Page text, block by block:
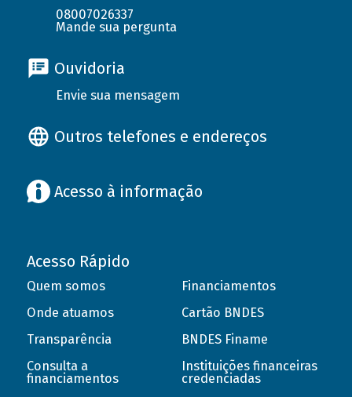
08007026337
Mande sua pergunta
Ouvidoria
Envie sua mensagem
Outros telefones e endereços
Acesso à informação
Acesso Rápido
Quem somos
Onde atuamos
Transparência
Consulta a
financiamentos
Financiamentos
Cartão BNDES
BNDES Finame
Instituições financeiras
credenciadas